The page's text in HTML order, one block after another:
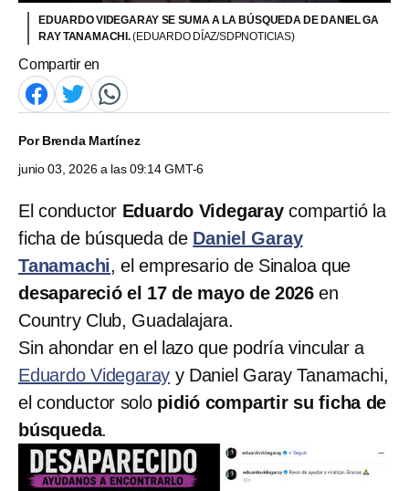
EDUARDO VIDEGARAY SE SUMA A LA BÚSQUEDA DE DANIEL GA
RAY TANAMACHI.(EDUARDO DÍAZ/SDPNOTICIAS)
Compartir en
PorBrenda Martínez
junio 03, 2026 a las 09:14 GMT-6
El conductor Eduardo Videgaraycompartió la
ficha de búsqueda de Daniel Garay
Tanamachi, el empresario de Sinaloa que
desapareció el 17 de mayo de 2026 en
Country Club, Guadalajara.
Sin ahondar en el lazo que podría vincular a
Eduardo Videgaray y Daniel Garay Tanamachi,
el conductor solo pidió compartir su ficha de
búsqueda.